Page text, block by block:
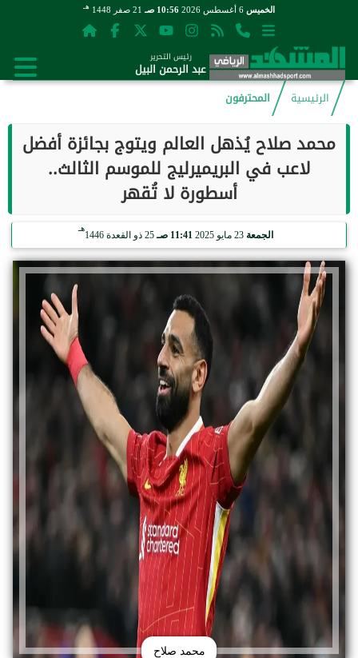
الخميس 10:56 صـ 21 صفر 1448 هـ
رئيس التحرير
عبد الرحمن البيل
الرئيسية
المحترفون
محمد صلاح يُذهل العالم ويتوج بجائزة أفضل
لاعب في البريميرليج للموسم الثالث..
أسطورة لا تُقهر
الجمعة 11:41 صـ 25 ذو القعدة 1446
هـ
محمد صلاح